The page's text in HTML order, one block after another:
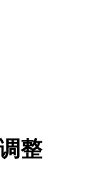
整